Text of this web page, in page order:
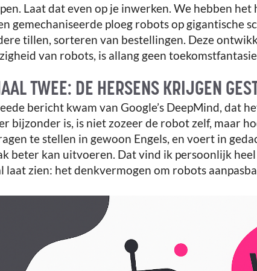
Laat dat even op je inwerken. We hebben
gemechaniseerde ploeg robots op gigantische
tillen, sorteren van bestellingen. Deze
van robots, is allang geen
TWEE: DE HERSENS KRIJGEN
bericht kwam van Google’s DeepMind, dat
bijzonder is, is niet zozeer de robot zelf, maar
te stellen in gewoon Engels, en voert in
beter kan uitvoeren. Dat vind ik persoonlijk
laat zien: het denkvermogen om robots